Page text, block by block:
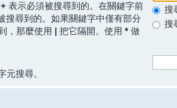
+ 表示必須被搜尋到的。在關鍵字前
搜尋到的。如果關鍵字中僅有部分
，那麼使用 | 把它隔開。使用 * 做
搜
搜
元搜尋。